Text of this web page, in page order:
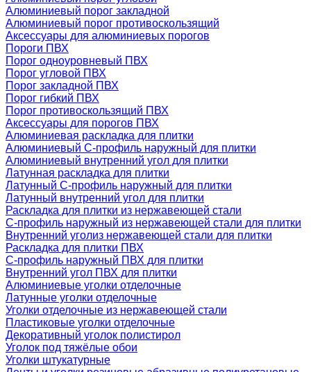
Алюминиевый порог закладной
Алюминиевый порог противоскользящий
Аксессуары для алюминиевых порогов
Пороги ПВХ
Порог одноуровневый ПВХ
Порог угловой ПВХ
Порог закладной ПВХ
Порог гибкий ПВХ
Порог противоскользящий ПВХ
Аксессуары для порогов ПВХ
Алюминиевая раскладка для плитки
Алюминиевый С-профиль наружный для плитки
Алюминиевый внутренний угол для плитки
Латунная раскладка для плитки
Латунный С-профиль наружный для плитки
Латунный внутренний угол для плитки
Раскладка для плитки из нержавеющей стали
С-профиль наружный из нержавеющей стали для плитки
Внутренний уголиз нержавеющей стали для плитки
Раскладка для плитки ПВХ
С-профиль наружный ПВХ для плитки
Внутренний угол ПВХ для плитки
Алюминиевые уголки отделочные
Латунные уголки отделочные
Уголки отделочные из нержавеющей стали
Пластиковые уголки отделочные
Декоративный уголок полистирол
Уголок под тяжёлые обои
Уголки штукатурные